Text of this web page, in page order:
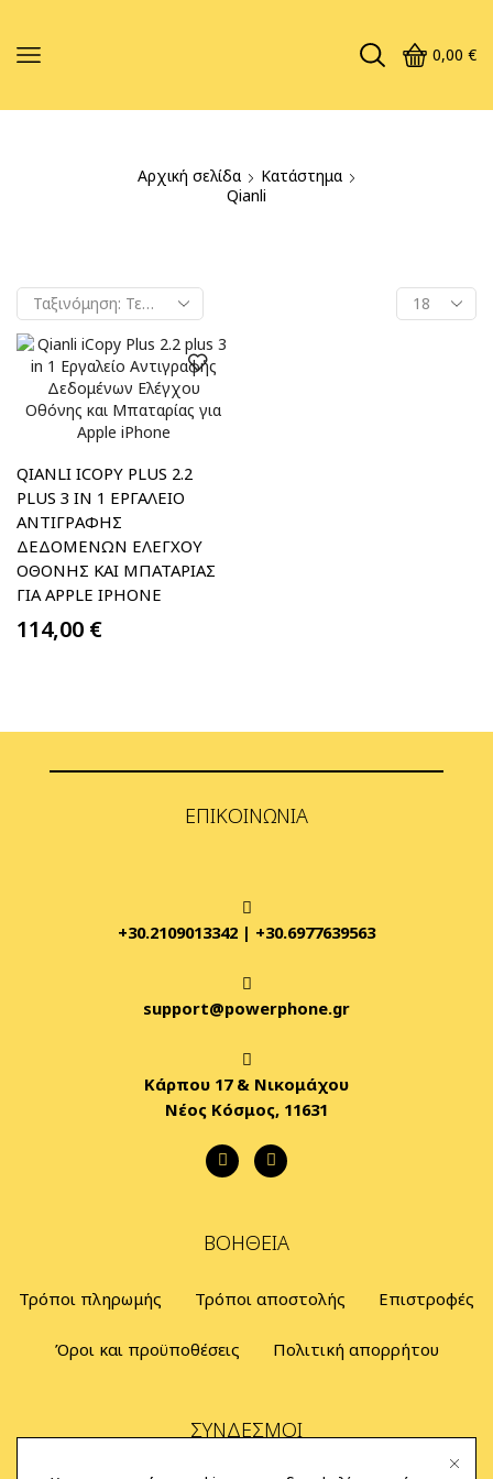
0,00 €
Αρχική σελίδα
Κατάστημα
Qianli
QIANLI ICOPY PLUS 2.2
PLUS 3 IN 1 ΕΡΓΑΛΕΊΟ
ΑΝΤΙΓΡΑΦΉΣ
ΔΕΔΟΜΈΝΩΝ ΕΛΈΓΧΟΥ
ΟΘΌΝΗΣ ΚΑΙ ΜΠΑΤΑΡΊΑΣ
ΓΙΑ APPLE IPHONE
114,00 €
ΕΠΙΚΟΙΝΩΝΊΑ
+30.2109013342 | +30.6977639563
support@powerphone.gr
Κάρπου 17 & Νικομάχου
Νέος Κόσμος, 11631
ΒΟΉΘΕΙΑ
Τρόποι πληρωμής Τρόποι αποστολής Επιστροφές
Όροι και προϋποθέσεις Πολιτική απορρήτου
ΣΎΝΔΕΣΜΟΙ